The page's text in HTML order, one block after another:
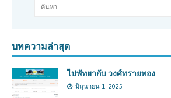
บทความล่าสุด
ไปพัทยากับ วงศ์ทรายทอง
มิถุนายน 1, 2025